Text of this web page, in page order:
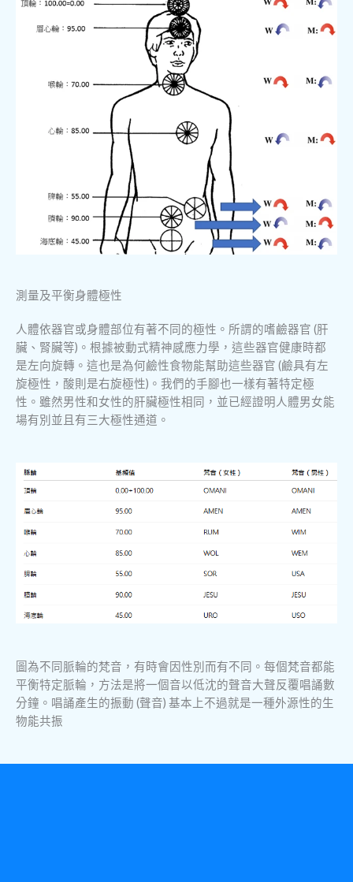
測量及平衡身體極性
人體依器官或身體部位有著不同的極性。所謂的嗜鹼器官 (肝
臟、腎臟等)。根據被動式精神感應力學，這些器官健康時都
是左向旋轉。這也是為何鹼性食物能幫助這些器官 (鹼具有左
旋極性，酸則是右旋極性)。我們的手腳也一樣有著特定極
性。雖然男性和女性的肝臟極性相同，並已經證明人體男女能
場有別並且有三大極性通道。
圖為不同脈輪的梵音，有時會因性別而有不同。每個梵音都能
平衡特定脈輪，方法是將一個音以低沈的聲音大聲反覆唱誦數
分鐘。唱誦產生的振動 (聲音) 基本上不過就是一種外源性的生
物能共振